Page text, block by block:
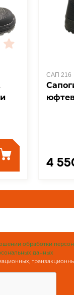
САП 216
4
обработки
данных